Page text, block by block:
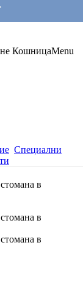
КошницаMenu
Специални